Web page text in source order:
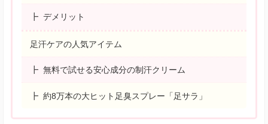
デメリット
足汗ケアの人気アイテム
無料で試せる安心成分の制汗クリーム
約8万本の大ヒット足臭スプレー「足サラ」